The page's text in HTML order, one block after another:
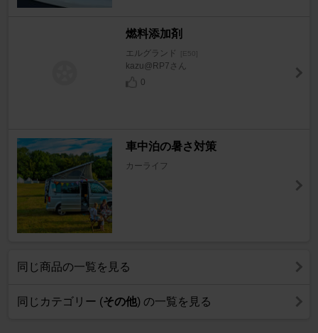
燃料添加剤
エルグランド [E50]
kazu@RP7さん
0
車中泊の暑さ対策
カーライフ
同じ商品の一覧を見る
同じカテゴリー (その他) の一覧を見る